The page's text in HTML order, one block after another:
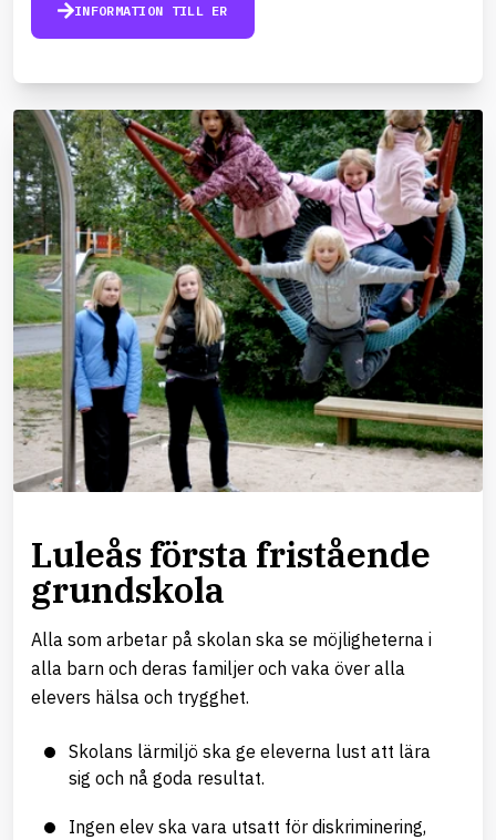
INFORMATION TILL ER
Luleås första fristående
grundskola
Alla som arbetar på skolan ska se möjligheterna i
alla barn och deras familjer och vaka över alla
elevers hälsa och trygghet.
Skolans lärmiljö ska ge eleverna lust att lära
sig och nå goda resultat.
Ingen elev ska vara utsatt för diskriminering,